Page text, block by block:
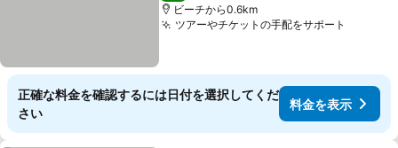
ビーチから0.6km
ツアーやチケットの手配をサポート
正確な料金を確認するには日付を選択してくだ
さい
料金を表示